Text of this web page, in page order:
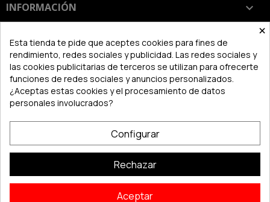
INFORMACIÓN 
SU CUENTA
INFORMACIÓN DE LA TIENDA keyboard_arrow_down
×
Esta tienda te pide que aceptes cookies para fines de
rendimiento, redes sociales y publicidad. Las redes sociales y
las cookies publicitarias de terceros se utilizan para ofrecerte
funciones de redes sociales y anuncios personalizados.
¿Aceptas estas cookies y el procesamiento de datos
personales involucrados?
Configurar
Rechazar
Aceptar